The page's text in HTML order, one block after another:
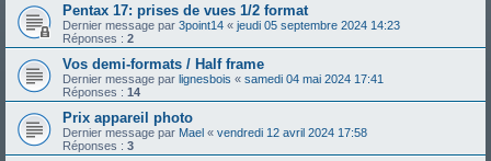
Pentax 17: prises de vues 1/2 format
Dernier message par 3point14 « jeudi 05 septembre 2024 14:23
Réponses : 2
Vos demi-formats / Half frame
Dernier message par lignesbois « samedi 04 mai 2024 17:41
Réponses : 14
Prix appareil photo
Dernier message par Mael « vendredi 12 avril 2024 17:58
Réponses : 3